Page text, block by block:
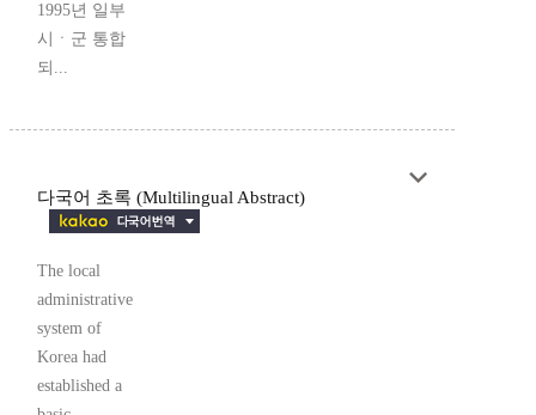
1995년 일부
시ㆍ군 통합
되...
다국어 초록 (Multilingual Abstract)
The local
administrative
system of
Korea had
established a